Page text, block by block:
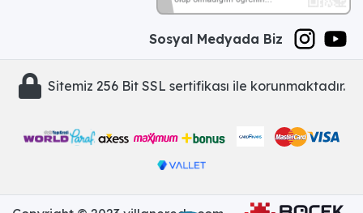
Sosyal Medyada Biz
Sitemiz 256 Bit SSL sertifikası ile korunmaktadır.